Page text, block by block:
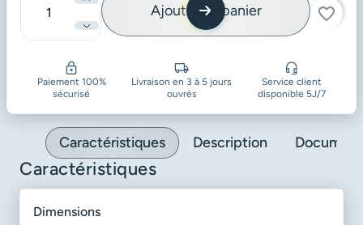
Quantité
Ajouter au panier favorite_border
Paiement 100%
sécurisé
Livraison en 3 à 5 jours
ouvrés
Service client
disponible 5J/7
Caractéristiques Description
Caractéristiques
dimensions